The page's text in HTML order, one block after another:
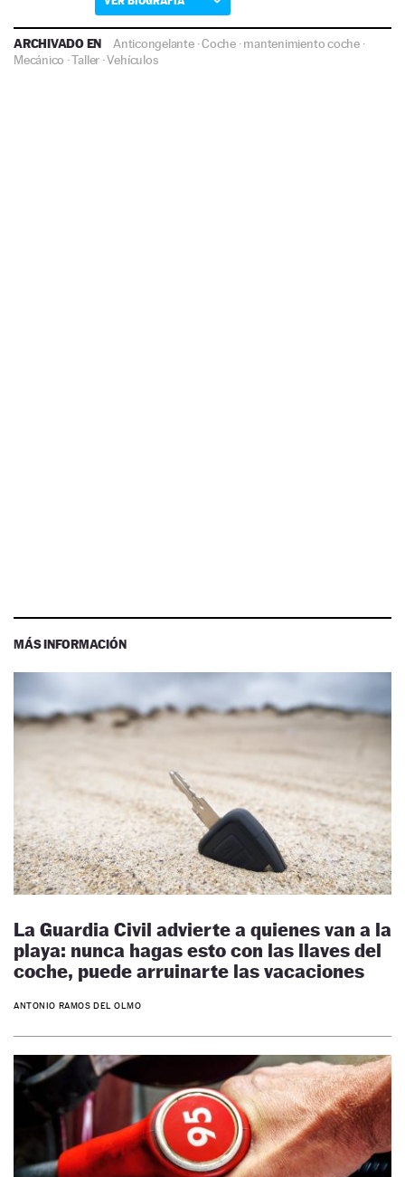
ARCHIVADO EN Anticongelante·Coche·mantenimiento coche·
Mecánico ·Taller ·Vehículos
MÁS INFORMACIÓN
La Guardia Civil advierte a quienes van a la
playa: nunca hagas esto con las llaves del
coche, puede arruinarte las vacaciones
ANTONIO RAMOS DEL OLMO